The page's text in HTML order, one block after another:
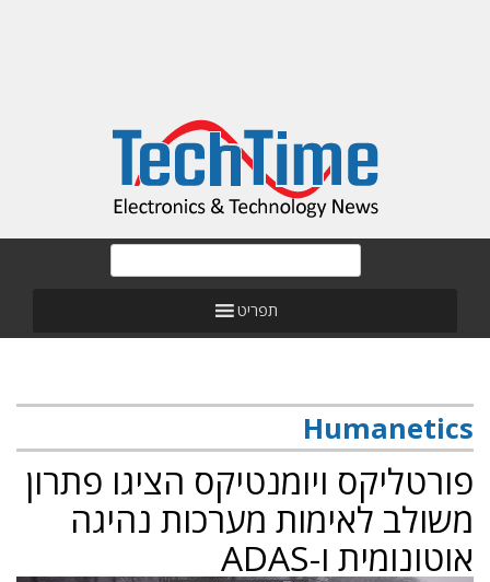
תפריט
Humanetics
פורטליקס ויומנטיקס הציגו פתרון
משולב לאימות מערכות נהיגה
אוטונומית ו-ADAS